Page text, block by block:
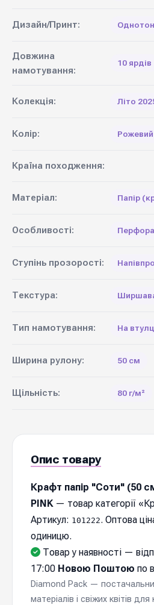
Дизайн/Принт:
Довжина
намотування:
10 ярдів
Колекція: Літо
Колір: Рожевий
Країна походження:
Матеріал: Папір
Особливості:
Ступінь прозорості:
Текстура:
Тип намотування: На
Ширина рулону: 50 см
Щільність: 80 г/м²
Опис товару
Крафт папір "Соти" (50
PINK— товар категорії
Артикул: 101222. Оптова
одиницю.
Товар у наявності —
17:00 Новою Поштою по
Diamond Pack —
матеріалів і свіжих квітів